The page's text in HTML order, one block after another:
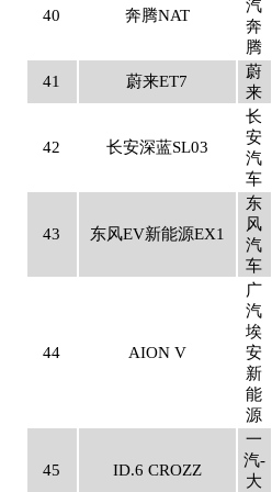
40 奔腾NAT
汽
奔
腾
41 蔚来ET7
蔚
来
42 长安深蓝SL03
长
安
汽
车
43 东风EV新能源EX1
东
风
汽
车
44 AION V
广
汽
埃
安
新
能
源
45 ID.6 CROZZ
一
汽-
大